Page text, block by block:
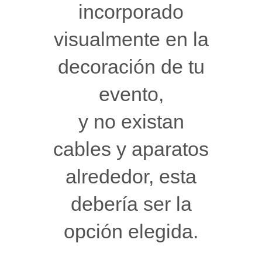
incorporado
visualmente en la
decoración de tu
evento,
y no existan
cables y aparatos
alrededor, esta
debería ser la
opción elegida.